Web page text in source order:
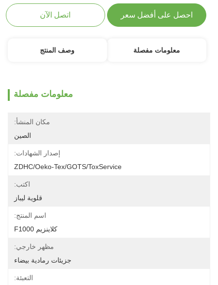
احصل على أفضل سعر اتصل الآن
معلومات مفصلة وصف المنتج
معلومات مفصلة
مكان المنشأ:
الصين
إصدار الشهادات:
ZDHC/Oeko-Tex/GOTS/ToxService
اكتب:
قلوية ليباز
اسم المنتج:
كلاينزيم F1000
مظهر خارجي:
جزيئات رمادية بيضاء
التعبئة: